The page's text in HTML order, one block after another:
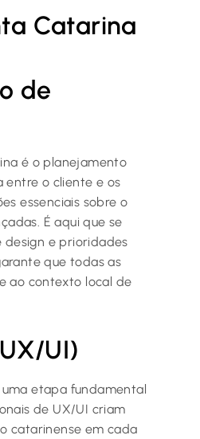
Catarina
de
é o planejamento
entre o cliente e os
essenciais sobre o
É aqui que se
design e prioridades
que todas as
ao contexto local de
UI)
etapa fundamental
de UX/UI criam
catarinense em cada